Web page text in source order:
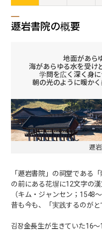
遯岩書院の概要
地面があら
海があらゆる水を受け
学問を広く深く身
朝の光のように暖か
遯
「遯岩書院」の祠堂である
の前にある花塀に12文字の
（キム・ジャンセン；1548
昔も今も、「実践するのがと
김장金長生が生きていた16